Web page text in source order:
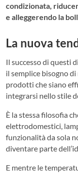
condizionata,
e alleggerendo la
La nuova
Il successo di questi
il semplice bisogno
prodotti che siano
integrarsi nello stile
È la stessa filosofia
elettrodomestici,
funzionalità da sola
diventare parte
E mentre le